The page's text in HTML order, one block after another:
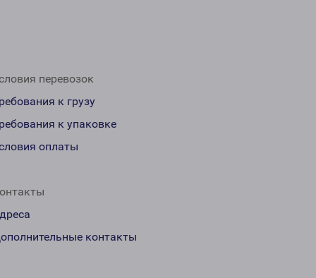
перевозок
к грузу
к упаковке
оплаты
контакты